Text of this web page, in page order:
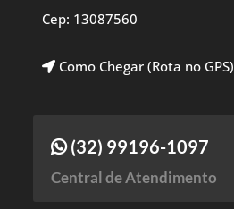
Cep: 13087560
Como Chegar (Rota no GPS)
(32) 99196-1097
Central de Atendimento